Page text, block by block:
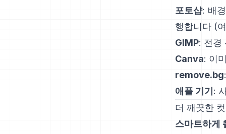
포토샵: 배
행합니다 (
GIMP: 전경
Canva: 이
remove.bg
애플 기기 :
더 깨끗한
스마트하게